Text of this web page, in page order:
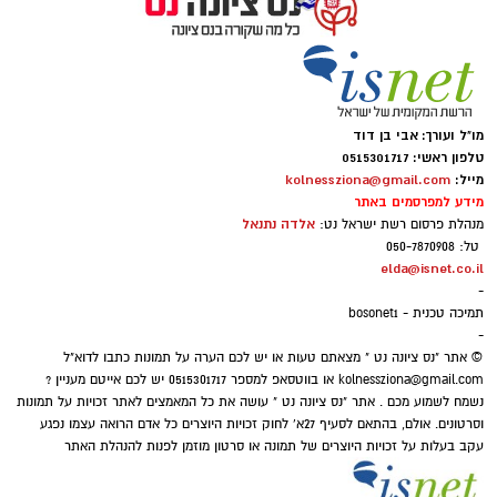
להגיע אל הגנים הלאומיים ושמורות הטבע בשעות
הנעימות של הקיץ ולגלות את היופי שמחכה לנו
דווקא כשהשמש שוקעת. אנחנו מזמינים את
הציבור להנות משקיעה מדברית קסומה, מהשקט
שמביא איתו הלילה וממופע הכוכבים הגדול, אך גם
לזכור לשמור על הטבע שסביבנו: לנסוע רק
בשבילים מסומנים, להימנע מפגיעה בצומח וחי
מקומי, להימנע מכניסה לשטחי אש , לשמור על
הניקיון ולקחת את האשפה אתכם"
צילום עמוס לוזון, ארכיון הצילומים של קקל
הארץ, בהם אשקלון, באר שבע, חיפה, טבריה,
ירוחם, מודיעין-מכבים-רעות, נס ציונה, עכו, קצרין,
קריית מוצקין, ראש העין ועוד. בכל אחד מהמוקדים
יוקמו מתחמי פעילות לילדים ולהורים, לצד הצגה
מקורית לכל המשפחה, סדנאות יצירה ירוקות,
עמדות צילום ותערוכה אינטראקטיבית שתציג את
בין הפעילויות המתוכננות: עיצוב גלימת על אישית,
יצירת קומיקס, תפירת כרית, יצירה בעץ ממוחזר
ומשחק אינטראקטיבי העוסק בטבע ובסביבה.
בנוסף, תתקיים בכל עיר פעילות קהילתית בשם
מו"ל ועורך: אבי בן דוד
טלפון ראשי: 0515301717
מייל: kolnessziona@gmail.com
מידע למפרסמים באתר
מנהלת פרסום רשת ישראל נט: אלדה נתנאל
טל: 050-7870908
elda@isnet.co.il
-
תמיכה טכנית - bosonet1
-
© אתר "נס ציונה נט " מצאתם טעות או יש לכם הערה על תמונות כתבו לדוא"ל
kolnessziona@gmail.com
או בווטסאפ למספר 0515301717 יש לכם אייטם מעניין ?
נשמח לשמוע מכם . אתר "נס ציונה נט " עושה את כל המאמצים לאתר זכויות על תמונות
וסרטונים. אולם, בהתאם לסעיף 27א' לחוק זכויות היוצרים כל אדם הרואה עצמו נפגע
עקב בעלות על זכויות היוצרים של תמונה או סרטון מוזמן לפנות להנהלת האתר